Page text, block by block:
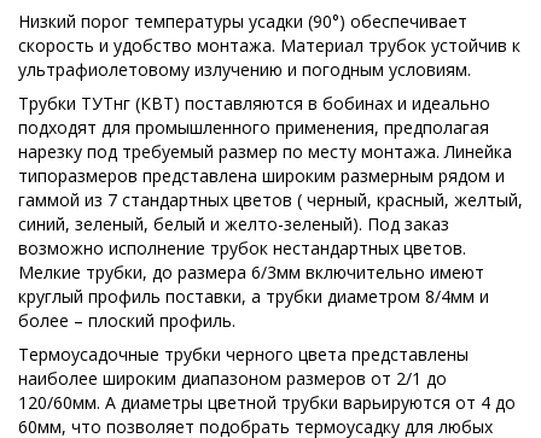
Низкий порог температуры усадки (90°) обеспечивает
скорость и удобство монтажа. Материал трубок устойчив к
ультрафиолетовому излучению и погодным условиям.
Трубки ТУТнг (КВТ) поставляются в бобинах и идеально
подходят для промышленного применения, предполагая
нарезку под требуемый размер по месту монтажа. Линейка
типоразмеров представлена широким размерным рядом и
гаммой из 7 стандартных цветов ( черный, красный, желтый,
синий, зеленый, белый и желто-зеленый). Под заказ
возможно исполнение трубок нестандартных цветов.
Мелкие трубки, до размера 6/3мм включительно имеют
круглый профиль поставки, а трубки диаметром 8/4мм и
более – плоский профиль.
Термоусадочные трубки черного цвета представлены
наиболее широким диапазоном размеров от 2/1 до
120/60мм. А диаметры цветной трубки варьируются от 4 до
60мм, что позволяет подобрать термоусадку для любых